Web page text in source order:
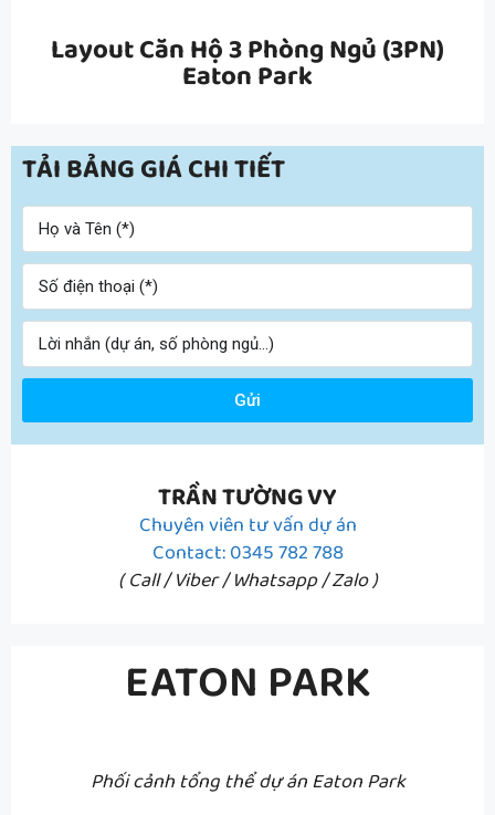
Layout Căn Hộ 3 Phòng Ngủ (3PN)
Eaton Park
TẢI BẢNG GIÁ CHI TIẾT
Gửi
TRẦN TƯỜNG VY
Chuyên viên tư vấn dự án
Contact: 0345 782 788
( Call / Viber / Whatsapp / Zalo )
EATON PARK
Phối cảnh tổng thể dự án Eaton Park